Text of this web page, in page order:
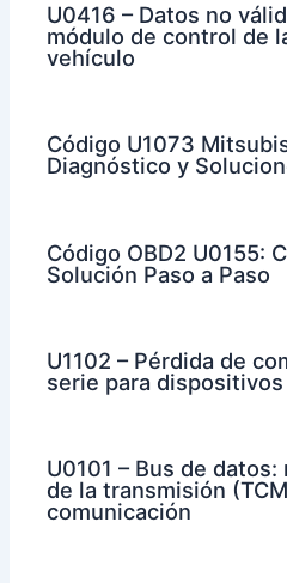
U0416 – Datos no
módulo de control de
vehículo
Código U1073
Diagnóstico y
Código OBD2 U0155:
Solución Paso a Paso
U1102 – Pérdida de
serie para
U0101 – Bus de
de la transmisión
comunicación